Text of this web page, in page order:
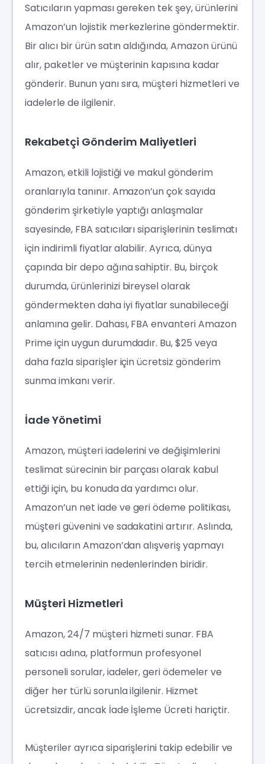
Satıcıların yapması gereken tek şey, ürünlerini
Amazon’un lojistik merkezlerine göndermektir.
Bir alıcı bir ürün satın aldığında, Amazon ürünü
alır, paketler ve müşterinin kapısına kadar
gönderir. Bunun yanı sıra, müşteri hizmetleri ve
iadelerle de ilgilenir.
Rekabetçi Gönderim Maliyetleri
Amazon, etkili lojistiği ve makul gönderim
oranlarıyla tanınır. Amazon’un çok sayıda
gönderim şirketiyle yaptığı anlaşmalar
sayesinde, FBA satıcıları siparişlerinin teslimatı
için indirimli fiyatlar alabilir. Ayrıca, dünya
çapında bir depo ağına sahiptir. Bu, birçok
durumda, ürünlerinizi bireysel olarak
göndermekten daha iyi fiyatlar sunabileceği
anlamına gelir. Dahası, FBA envanteri Amazon
Prime için uygun durumdadır. Bu, $25 veya
daha fazla siparişler için ücretsiz gönderim
sunma imkanı verir.
İade Yönetimi
Amazon, müşteri iadelerini ve değişimlerini
teslimat sürecinin bir parçası olarak kabul
ettiği için, bu konuda da yardımcı olur.
Amazon’un net iade ve geri ödeme politikası,
müşteri güvenini ve sadakatini artırır. Aslında,
bu, alıcıların Amazon’dan alışveriş yapmayı
tercih etmelerinin nedenlerinden biridir.
Müşteri Hizmetleri
Amazon, 24/7 müşteri hizmeti sunar. FBA
satıcısı adına, platformun profesyonel
personeli sorular, iadeler, geri ödemeler ve
diğer her türlü sorunla ilgilenir. Hizmet
ücretsizdir, ancak İade İşleme Ücreti hariçtir.
Müşteriler ayrıca siparişlerini takip edebilir ve